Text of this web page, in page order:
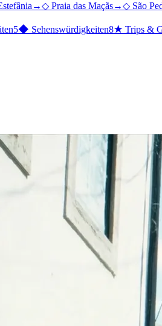
→◇ Praia das Maçãs→◇ São
5◆ Sehenswürdigkeiten8★ Trips &